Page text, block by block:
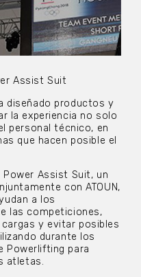
Assist Suit
diseñado productos y
la experiencia no solo
personal técnico, en
que hacen posible el
Assist Suit, un
con ATOUN,
a los
las competiciones,
y evitar posibles
durante los
Powerlifting para
atletas.